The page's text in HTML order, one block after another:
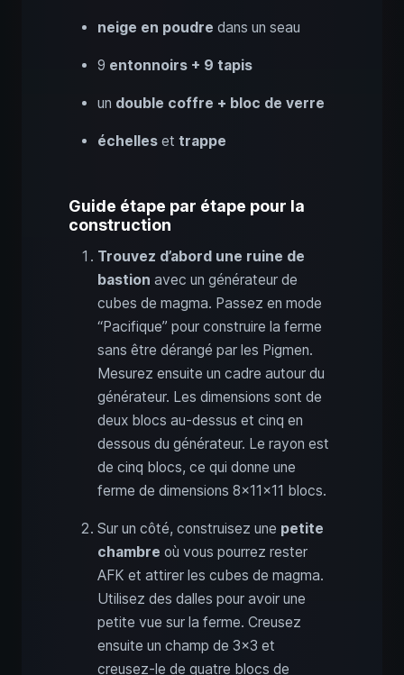
neige en poudre dans un seau
9 entonnoirs + 9 tapis
un double coffre + bloc de verre
échelles et trappe
Guide étape par étape pour la
construction
Trouvez d’abord une ruine de
bastion avec un générateur de
cubes de magma. Passez en mode
“Pacifique” pour construire la ferme
sans être dérangé par les Pigmen.
Mesurez ensuite un cadre autour du
générateur. Les dimensions sont de
deux blocs au-dessus et cinq en
dessous du générateur. Le rayon est
de cinq blocs, ce qui donne une
ferme de dimensions 8x11x11 blocs.
Sur un côté, construisez une petite
chambre où vous pourrez rester
AFK et attirer les cubes de magma.
Utilisez des dalles pour avoir une
petite vue sur la ferme. Creusez
ensuite un champ de 3x3 et
creusez-le de quatre blocs de